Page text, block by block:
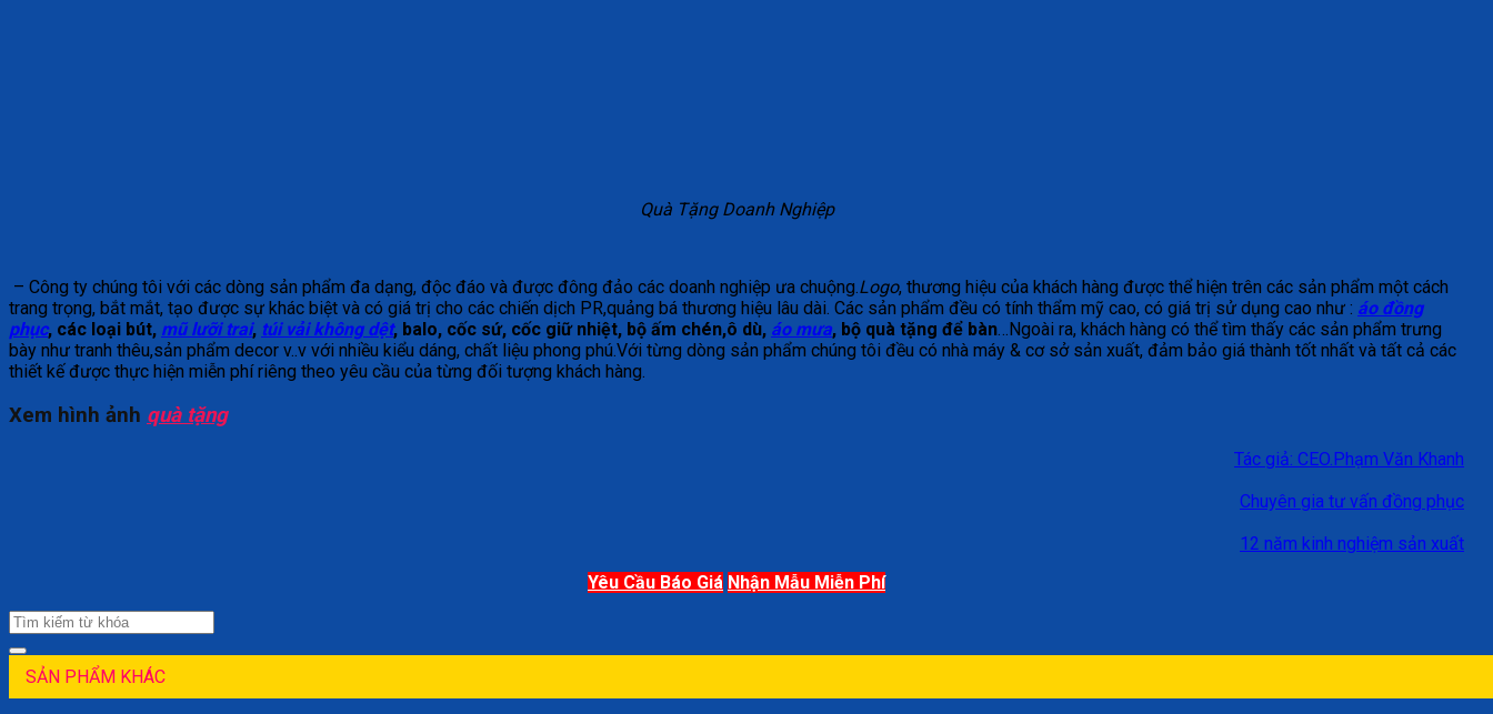
Quà Tặng Doanh Nghiệp
– Công ty chúng tôi với các dòng sản phẩm đa dạng, độc đáo và được đông đảo các doanh nghiệp ưa chuộng.Logo, thương hiệu của khách hàng được thể hiện trên các sản phẩm một cách
trang trọng, bắt mắt, tạo được sự khác biệt và có giá trị cho các chiến dịch PR,quảng bá thương hiệu lâu dài. Các sản phẩm đều có tính thẩm mỹ cao, có giá trị sử dụng cao như : áo đồng
phục, các loại bút, mũ lưỡi trai, túi vải không dệt, balo, cốc sứ, cốc giữ nhiệt, bộ ấm chén,ô dù, áo mưa, bộ quà tặng để bàn…Ngoài ra, khách hàng có thể tìm thấy các sản phẩm trưng
bày như tranh thêu,sản phẩm decor v..v với nhiều kiểu dáng, chất liệu phong phú.Với từng dòng sản phẩm chúng tôi đều có nhà máy & cơ sở sản xuất, đảm bảo giá thành tốt nhất và tất cả các
thiết kế được thực hiện miễn phí riêng theo yêu cầu của từng đối tượng khách hàng.
Xem hình ảnh quà tặng
Tác giả: CEO.Phạm Văn Khanh
Chuyên gia tư vấn đồng phục
12 năm kinh nghiệm sản xuất
Yêu Cầu Báo Giá Nhận Mẫu Miễn Phí
SẢN PHẨM KHÁC